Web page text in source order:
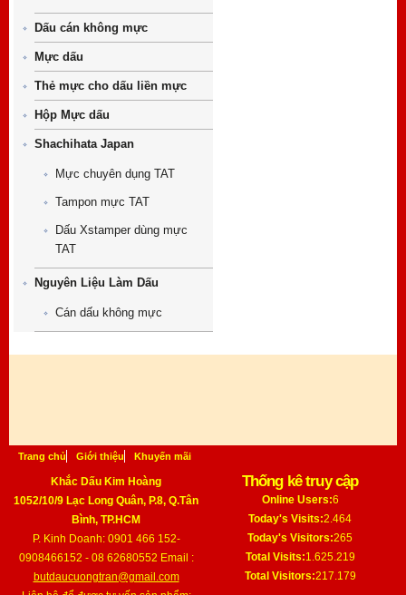
Dấu cán không mực
Mực dấu
Thẻ mực cho dấu liền mực
Hộp Mực dấu
Shachihata Japan
Mực chuyên dụng TAT
Tampon mực TAT
Dấu Xstamper dùng mực
TAT
Nguyên Liệu Làm Dấu
Cán dấu không mực
Trang chủ Giới thiệu Khuyến mãi
Khắc Dấu Kim Hoàng
1052/10/9 Lạc Long Quân, P.8, Q.Tân
Bình, TP.HCM
P. Kinh Doanh: 0901 466 152-
0908466152 - 08 62680552 Email :
butdaucuongtran@gmail.com
Thống kê truy cập
Online Users:6
Today's Visits:2.464
Today's Visitors:265
Total Visits:1.625.219
Total Visitors:217.179